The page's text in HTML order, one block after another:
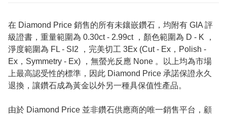
在 Diamond Price 銷售的所有未鑲嵌鑽石，均附有 GIA 評
級證書，重量範圍為 0.30ct - 2.99ct ，顏色範圍為 D - K ，
淨度範圍為 FL - SI2 ，完美切工 3Ex (Cut - Ex，Polish -
Ex，Symmetry - Ex) ，無螢光反應 None 。以上均為市場
上最高認受性的標準，因此 Diamond Price 承諾保證永久
退換，讓鑽石成為黃金以外另一種具保值性產品。
由於 Diamond Price 並非鑽石供應商的唯一銷售平台，顧